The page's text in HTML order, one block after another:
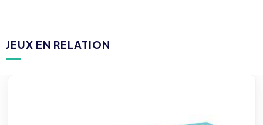
JEUX EN RELATION